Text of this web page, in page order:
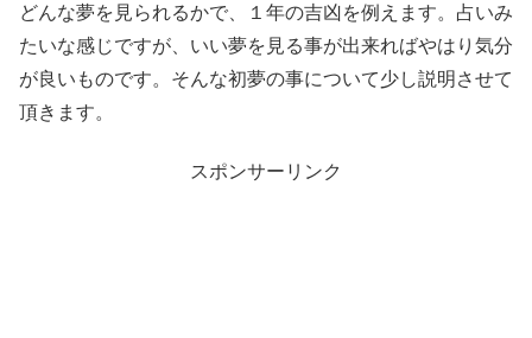
どんな夢を見られるかで、１年の吉凶を例えます。占いみ
たいな感じですが、いい夢を見る事が出来ればやはり気分
が良いものです。そんな初夢の事について少し説明させて
頂きます。
スポンサーリンク